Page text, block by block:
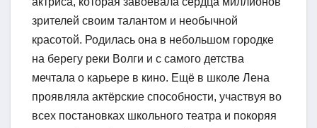
зрителей своим талантом и необычной
красотой. Родилась она в небольшом городке
на берегу реки Волги и с самого детства
мечтала о карьере в кино. Ещё в школе Лена
проявляла актёрские способности, участвуя во
всех постановках школьного театра и покоряя